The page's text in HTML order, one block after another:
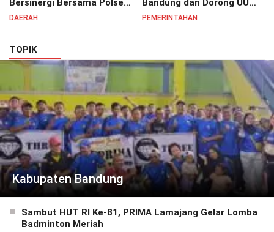
Bersinergi Bersama Polsek
Bojongsoang Semarakkan
DAERAH
Bandung dan Dorong UU
Perlindungan Pekerja
PEMERINTAHAN
TOPIK
Kabupaten Bandung
Sambut HUT RI Ke-81, PRIMA Lamajang Gelar Lomba
Badminton Meriah